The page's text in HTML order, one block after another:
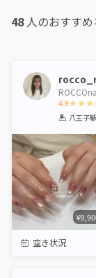
48人のおすすめ
4.9
1 2 3
八王子駅
空き状況